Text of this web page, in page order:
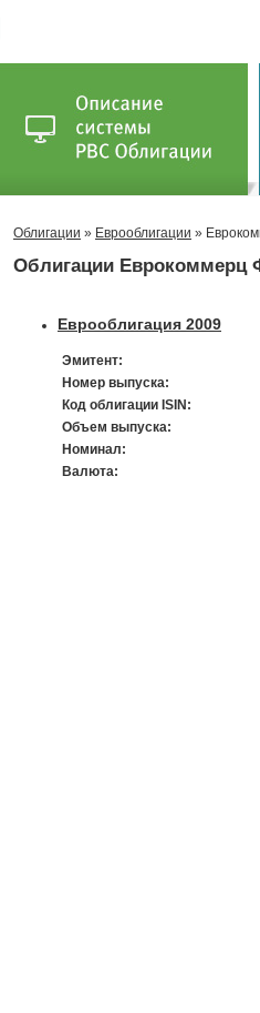
Облигации » Еврооблигации »
Облигации Еврокоммерц
Еврооблигация 2009
Эмитент:
Номер выпуска:
Код облигации ISIN:
Объем выпуска:
Номинал:
Валюта: